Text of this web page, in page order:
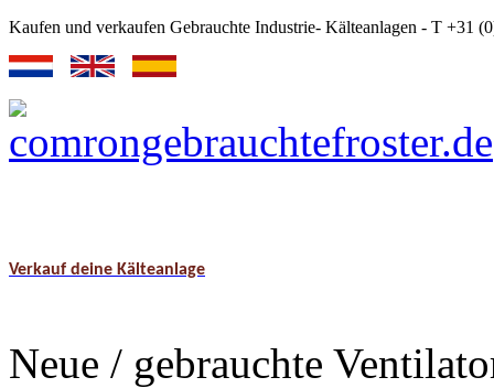
Kaufen und verkaufen Gebrauchte Industrie- Kälteanlagen - T +31
Verkauf deine Kälteanlage
Neue / gebrauchte